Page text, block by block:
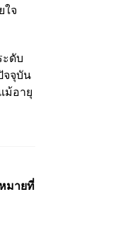
ใจ
ะดับ
จจุบัน
ม้อายุ
มายที่